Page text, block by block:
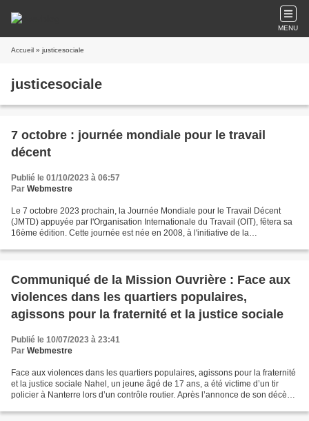
MENU
Accueil » justicesociale
justicesociale
7 octobre : journée mondiale pour le travail
décent
Publié le 01/10/2023 à 06:57
Par Webmestre
Le 7 octobre 2023 prochain, la Journée Mondiale pour le Travail Décent
(JMTD) appuyée par l'Organisation Internationale du Travail (OIT), fêtera sa
16ème édition. Cette journée est née en 2008, à l'initiative de la
Communiqué de la Mission Ouvrière : Face aux
violences dans les quartiers populaires,
agissons pour la fraternité et la justice sociale
Publié le 10/07/2023 à 23:41
Par Webmestre
Face aux violences dans les quartiers populaires, agissons pour la fraternité
et la justice sociale Nahel, un jeune âgé de 17 ans, a été victime d’un tir
policier à Nanterre lors d’un contrôle routier. Après l’annonce de son décès,